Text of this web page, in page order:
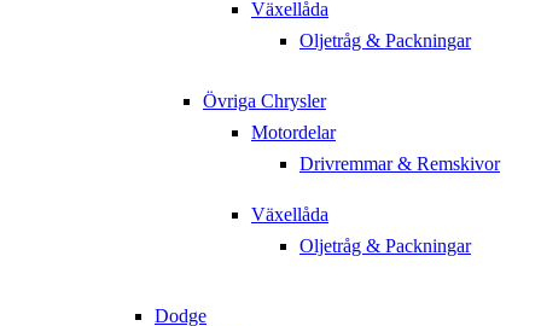
Växellåda
Oljetråg & Packningar
Övriga Chrysler
Motordelar
Drivremmar & Remskivor
Växellåda
Oljetråg & Packningar
Dodge